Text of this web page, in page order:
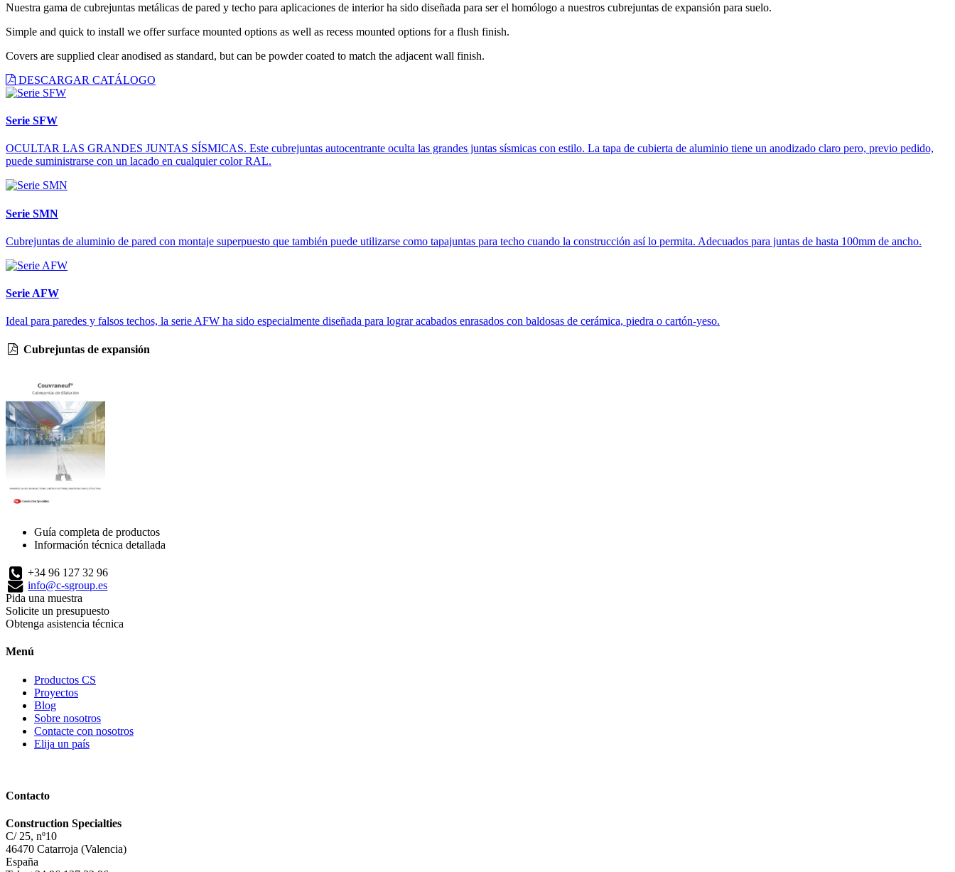
Nuestra gama de cubrejuntas metálicas de pared y techo para aplicaciones de interior ha sido diseñada para ser el homólogo a nuestros cubrejuntas de expansión para suelo.
Simple and quick to install we offer surface mounted options as well as recess mounted options for a flush finish.
Covers are supplied clear anodised as standard, but can be powder coated to match the adjacent wall finish.
DESCARGAR CATÁLOGO
Serie SFW
OCULTAR LAS GRANDES JUNTAS SÍSMICAS. Este cubrejuntas autocentrante oculta las grandes juntas sísmicas con estilo. La tapa de cubierta de aluminio tiene un anodizado claro pero, previo pedido,
puede suministrarse con un lacado en cualquier color RAL.
Serie SMN
Cubrejuntas de aluminio de pared con montaje superpuesto que también puede utilizarse como tapajuntas para techo cuando la construcción así lo permita. Adecuados para juntas de hasta 100mm de ancho.
Serie AFW
Ideal para paredes y falsos techos, la serie AFW ha sido especialmente diseñada para lograr acabados enrasados con baldosas de cerámica, piedra o cartón-yeso.
Cubrejuntas de expansión
Guía completa de productos
Información técnica detallada
+34 96 127 32 96
info@c-sgroup.es
Pida una muestra
Solicite un presupuesto
Obtenga asistencia técnica
Menú
Productos CS
Proyectos
Blog
Sobre nosotros
Contacte con nosotros
Elija un país
Contacto
Construction Specialties
C/ 25, nº10
46470 Catarroja (Valencia)
España